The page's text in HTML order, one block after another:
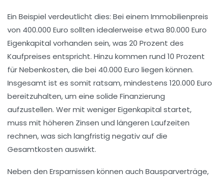
Ein Beispiel verdeutlicht dies: Bei einem Immobilienpreis
von 400.000 Euro sollten idealerweise etwa 80.000 Euro
Eigenkapital vorhanden sein, was 20 Prozent des
Kaufpreises entspricht. Hinzu kommen rund 10 Prozent
für Nebenkosten, die bei 40.000 Euro liegen können.
Insgesamt ist es somit ratsam, mindestens 120.000 Euro
bereitzuhalten, um eine solide Finanzierung
aufzustellen. Wer mit weniger Eigenkapital startet,
muss mit höheren Zinsen und längeren Laufzeiten
rechnen, was sich langfristig negativ auf die
Gesamtkosten auswirkt.
Neben den Ersparnissen können auch Bausparverträge,